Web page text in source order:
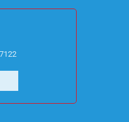
1.6 G-XB BLEU PILOT